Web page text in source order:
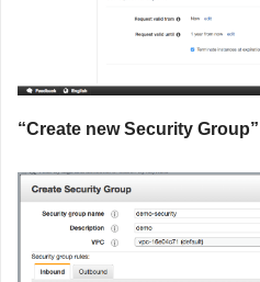
“Create new Security Group”